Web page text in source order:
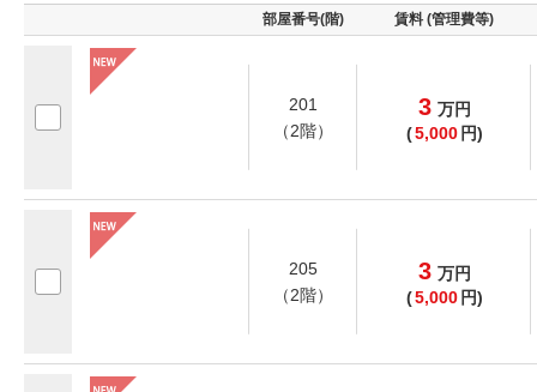
部屋番号(階) 賃料 (管理費等)
201
（2階）
3 万円
(5,000 円)
205
（2階）
3 万円
(5,000 円)